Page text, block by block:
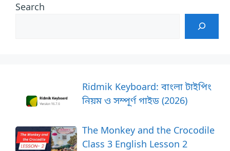
Search
Ridmik Keyboard: বাংলা টাইপিং
নিয়ম ও সম্পূর্ণ গাইড (2026)
The Monkey and the Crocodile
Class 3 English Lesson 2